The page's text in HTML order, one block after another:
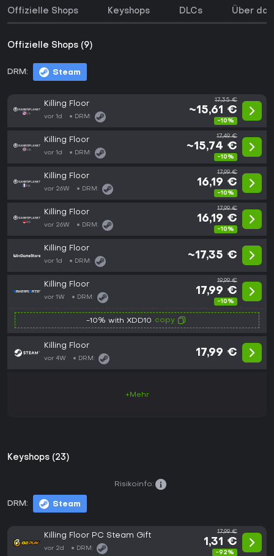
Offizielle Shops Keyshops DLCs Über
Offizielle Shops (9)
DRM: Steam
Killing Floor
vor 1d DRM:
17,35 €
~15,61 €
-10%
Killing Floor
vor 1d DRM:
17,49 €
~15,74 €
-10%
Killing Floor
vor 26W DRM:
17,99 €
16,19 €
-10%
Killing Floor
vor 26W DRM:
17,99 €
16,19 €
-10%
Killing Floor
vor 1d DRM:
~17,35 €
Killing Floor
vor 1W DRM:
19,99 €
17,99 €
-10%
-10% with XDD10 copy
Killing Floor
vor 4W DRM:
17,99 €
+Mehr
Keyshops (23)
DRM: Steam
Risikoinfo:
Killing Floor PC Steam Gift
vor 2d DRM:
17,99 €
1,31 €
-92%